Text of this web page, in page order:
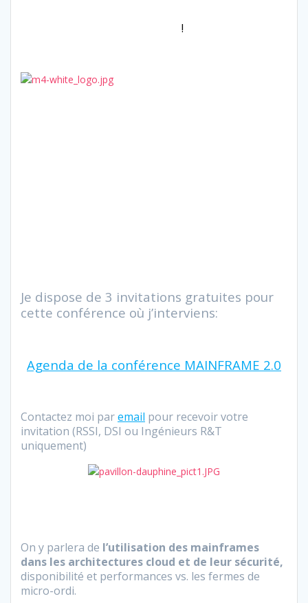
!
Je dispose de 3 invitations gratuites pour
cette conférence où j’interviens:
Agenda de la conférence MAINFRAME 2.0
Contactez moi paremail pour recevoir votre
invitation (RSSI, DSI ou Ingénieurs R&T
uniquement)
On y parlera de l’utilisation des mainframes
dans les architectures cloud et de leur sécurité,
disponibilité et performances vs. les fermes de
micro-ordi.